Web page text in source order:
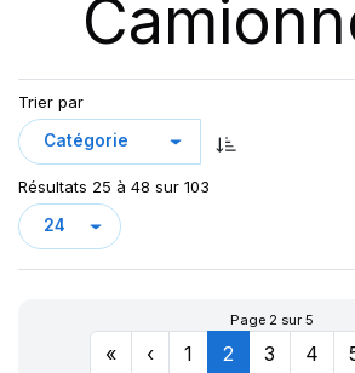
GREEN MAX VAN
LC/R
LLA08
LLR666
LMC4
LT/R
MAXMILER PRO
MAXMILLER-X
Trier par
Résultats 25 à 48 sur 103
Page 2 sur 5
« ‹ 1 2 3 4